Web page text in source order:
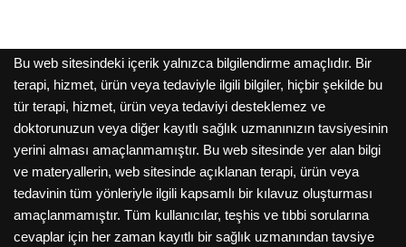
Bu web sitesindeki içerik yalnızca bilgilendirme amaçlıdır. Bir
terapi, hizmet, ürün veya tedaviyle ilgili bilgiler, hiçbir şekilde bu
tür terapi, hizmet, ürün veya tedaviyi desteklemez ve
doktorunuzun veya diğer kayıtlı sağlık uzmanınızın tavsiyesinin
yerini alması amaçlanmamıştır. Bu web sitesinde yer alan bilgi
ve materyallerin, web sitesinde açıklanan terapi, ürün veya
tedavinin tüm yönleriyle ilgili kapsamlı bir kılavuz oluşturması
amaçlanmamıştır. Tüm kullanıcılar, teşhis ve tıbbi sorularına
cevaplar için her zaman kayıtlı bir sağlık uzmanından tavsiye